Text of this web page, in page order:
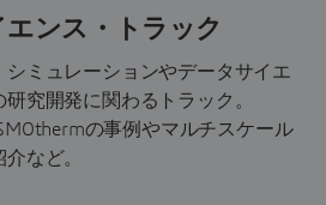
ンス・トラック
シミュレーションやデータサイエ
究開発に関わるトラック。
の事例やマルチスケール
など。